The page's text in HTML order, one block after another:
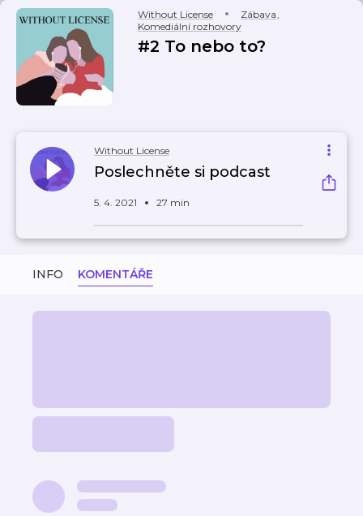
Without License Zábava,
Komediální rozhovory
#2 To nebo to?
Without License
Poslechněte si podcast
5. 4. 2021 27 min
INFO KOMENTÁŘE